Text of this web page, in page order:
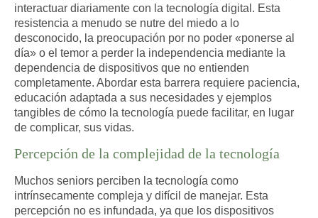
interactuar diariamente con la tecnología digital. Esta
resistencia a menudo se nutre del miedo a lo
desconocido, la preocupación por no poder «ponerse al
día» o el temor a perder la independencia mediante la
dependencia de dispositivos que no entienden
completamente. Abordar esta barrera requiere paciencia,
educación adaptada a sus necesidades y ejemplos
tangibles de cómo la tecnología puede facilitar, en lugar
de complicar, sus vidas.
Percepción de la complejidad de la tecnología
Muchos seniors perciben la tecnología como
intrínsecamente compleja y difícil de manejar. Esta
percepción no es infundada, ya que los dispositivos